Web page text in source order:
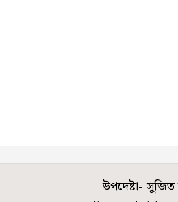
উপদেষ্টা- সুজিত